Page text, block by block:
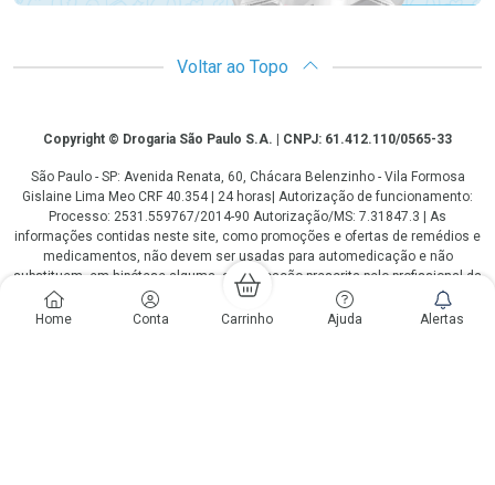
Home Conta Carrinho Ajuda Alertas
Voltar ao Topo
CopyrightCopyright © Drogaria São Paulo S.A. | CNPJ: 61.412.110/0565-33
São Paulo - SP: Avenida Renata, 60, Chácara Belenzinho - Vila Formosa
Gislaine Lima Meo CRF 40.354 | 24 horas| Autorização de funcionamento:
Processo: 2531.559767/2014-90 Autorização/MS: 7.31847.3 | As
informações contidas neste site, como promoções e ofertas de remédios e
medicamentos, não devem ser usadas para automedicação e não
substituem, em hipótese alguma, a medicação prescrita pelo profissional da
área médica. Somente o médico está em condições de diagnosticar
qualquer problema de saúde e prescrever o tratamento adequado. Os